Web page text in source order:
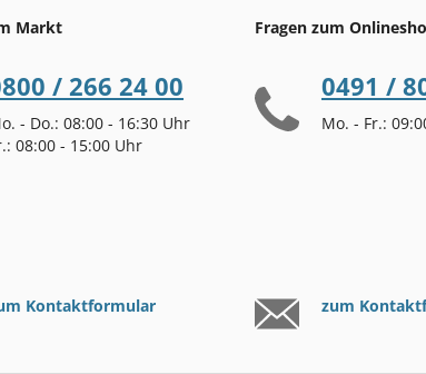
Markt
/ 266 24 00
- Do.: 08:00 - 16:30 Uhr
08:00 - 15:00 Uhr
Kontaktformular
Fragen zum
0491 /
Mo. - Fr.:
zum